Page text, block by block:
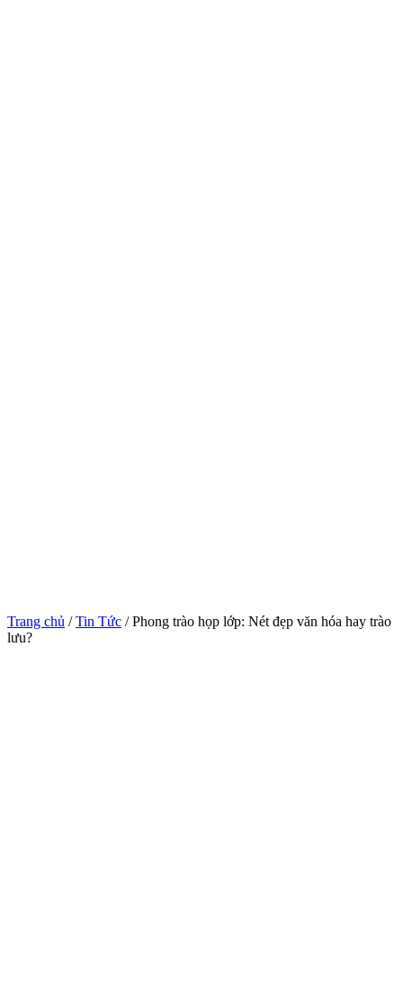
Trang chủ /Tin Tức / Phong trào họp lớp: Nét đẹp văn hóa hay trào
lưu?